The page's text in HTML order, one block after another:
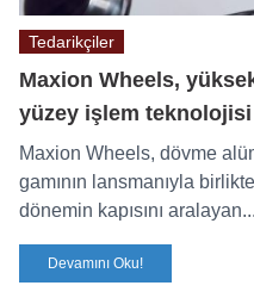
Tedarikçiler
Maxion Wheels,
yüzey işlem teknolojisi
Maxion Wheels, dövme
gamının lansmanıyla
dönemin kapısını aralayan...
Devamını Oku!